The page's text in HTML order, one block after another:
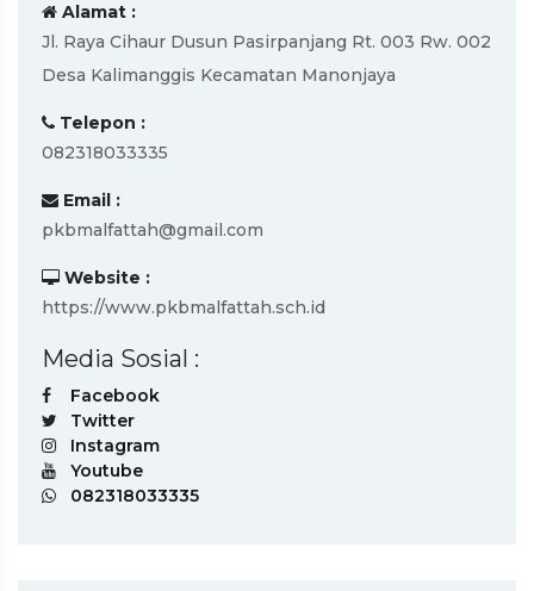
Alamat :
Jl. Raya Cihaur Dusun Pasirpanjang Rt. 003 Rw. 002
Desa Kalimanggis Kecamatan Manonjaya
Telepon :
082318033335
Email :
pkbmalfattah@gmail.com
Website :
https://www.pkbmalfattah.sch.id
Media Sosial :
Facebook
Twitter
Instagram
Youtube
082318033335